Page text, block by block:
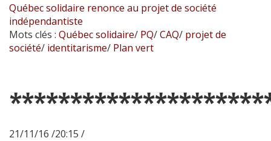
Québec solidaire renonce au projet de société
indépendantiste
Mots clés : Québec solidaire/ PQ/CAQ/ projet de
société/ identitarisme/ Plan vert
21/11/16 /20:15 /